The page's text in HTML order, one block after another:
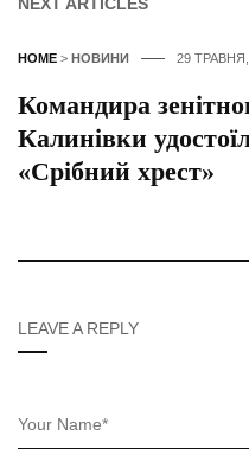
NEXT ARTICLES
HOME > НОВИНИ 29 ТРАВНЯ,
Командира
Калинівки
«Срібний хрест»
LEAVE A REPLY